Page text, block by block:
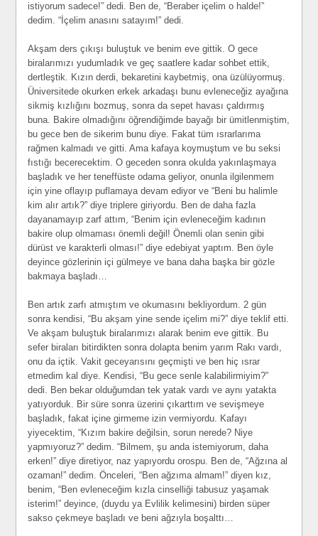
istiyorum sadece!” dedi. Ben de, “Beraber içelim o halde!”
dedim. “İçelim anasını satayım!” dedi.
Akşam ders çıkışı buluştuk ve benim eve gittik. O gece
biralarımızı yudumladık ve geç saatlere kadar sohbet ettik,
dertleştik. Kızın derdi, bekaretini kaybetmiş, ona üzülüyormuş.
Üniversitede okurken erkek arkadaşı bunu evleneceğiz ayağına
sikmiş kızlığını bozmuş, sonra da sepet havası çaldırmış
buna. Bakire olmadığını öğrendiğimde bayağı bir ümitlenmiştim,
bu gece ben de sikerim bunu diye. Fakat tüm ısrarlarıma
rağmen kalmadı ve gitti. Ama kafaya koymuştum ve bu seksi
fıstığı becerecektim. O geceden sonra okulda yakınlaşmaya
başladık ve her teneffüste odama geliyor, onunla ilgilenmem
için yine oflayıp puflamaya devam ediyor ve “Beni bu halimle
kim alır artık?” diye triplere giriyordu. Ben de daha fazla
dayanamayıp zarf attım, “Benim için evleneceğim kadının
bakire olup olmaması önemli değil! Önemli olan senin gibi
dürüst ve karakterli olması!” diye edebiyat yaptım. Ben öyle
deyince gözlerinin içi gülmeye ve bana daha başka bir gözle
bakmaya başladı…
Ben artık zarfı atmıştım ve okumasını bekliyordum. 2 gün
sonra kendisi, “Bu akşam yine sende içelim mi?” diye teklif etti.
Ve akşam buluştuk biralarımızı alarak benim eve gittik. Bu
sefer biraları bitirdikten sonra dolapta benim yarım Rakı vardı,
onu da içtik. Vakit geceyarısını geçmişti ve ben hiç ısrar
etmedim kal diye. Kendisi, “Bu gece senle kalabilirmiyim?”
dedi. Ben bekar olduğumdan tek yatak vardı ve aynı yatakta
yatıyorduk. Bir süre sonra üzerini çıkarttım ve sevişmeye
başladık, fakat içine girmeme izin vermiyordu. Kafayı
yiyecektim, “Kızım bakire değilsin, sorun nerede? Niye
yapmıyoruz?” dedim. “Bilmem, şu anda istemiyorum, daha
erken!” diye diretiyor, naz yapıyordu orospu. Ben de, “Ağzına al
ozaman!” dedim. Önceleri, “Ben ağzıma almam!” diyen kız,
benim, “Ben evleneceğim kızla cinselliği tabusuz yaşamak
isterim!” deyince, (duydu ya Evlilik kelimesini) birden süper
sakso çekmeye başladı ve beni ağzıyla boşalttı…